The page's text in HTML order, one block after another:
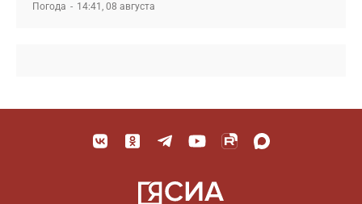
Погода 14:41, 08 августа